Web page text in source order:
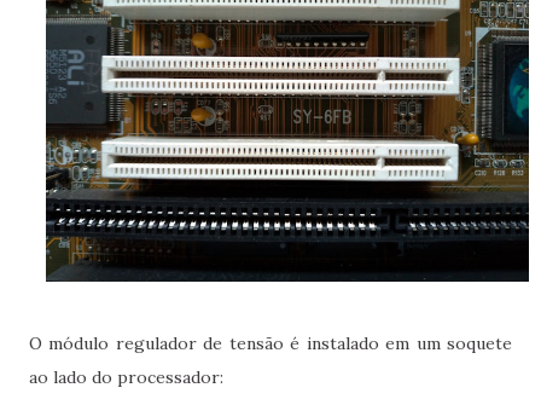
O módulo regulador de tensão é instalado em um soquete
ao lado do processador: